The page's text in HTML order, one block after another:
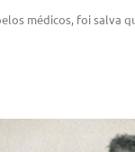
médicos, foi salva